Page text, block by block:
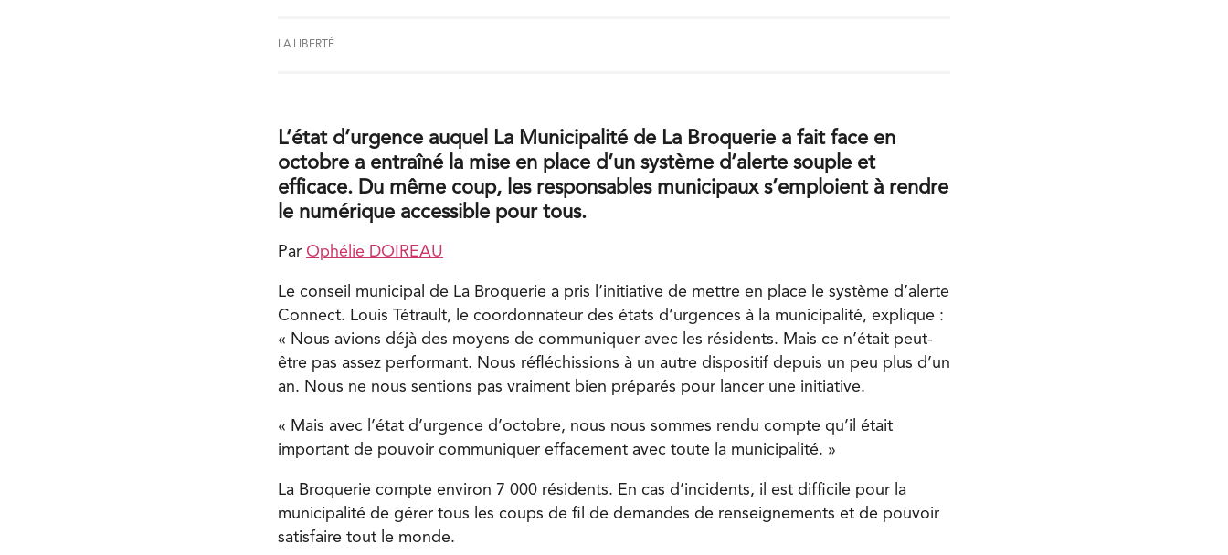
LA LIBERTÉ
L’état d’urgence auquel La Municipalité de La Broquerie a fait face en
octobre a entraîné la mise en place d’un système d’alerte souple et
efficace. Du même coup, les responsables municipaux s’emploient à rendre
le numérique accessible pour tous.
Par Ophélie DOIREAU
Le conseil municipal de La Broquerie a pris l’initiative de mettre en place le système d’alerte
Connect. Louis Tétrault, le coordonnateur des états d’urgences à la municipalité, explique :
« Nous avions déjà des moyens de communiquer avec les résidents. Mais ce n’était peut-
être pas assez performant. Nous réfléchissions à un autre dispositif depuis un peu plus d’un
an. Nous ne nous sentions pas vraiment bien préparés pour lancer une initiative.
« Mais avec l’état d’urgence d’octobre, nous nous sommes rendu compte qu’il était
important de pouvoir communiquer effacement avec toute la municipalité. »
La Broquerie compte environ 7 000 résidents. En cas d’incidents, il est difficile pour la
municipalité de gérer tous les coups de fil de demandes de renseignements et de pouvoir
satisfaire tout le monde.